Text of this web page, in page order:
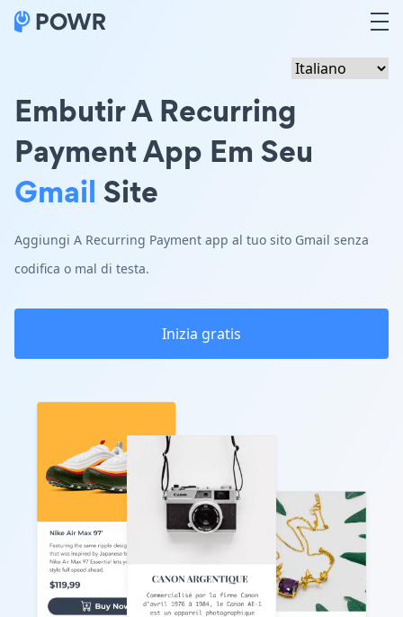
Embutir A Recurring
Payment App Em Seu
Gmail Site
Aggiungi A Recurring Payment app al tuo sito Gmail senza
codifica o mal di testa.
Inizia gratis